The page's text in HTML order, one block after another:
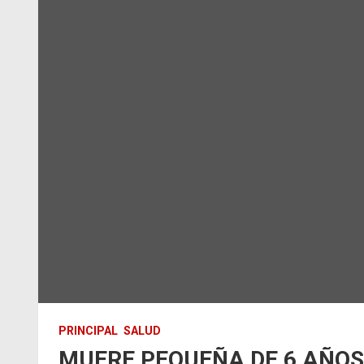
PRINCIPAL SALUD